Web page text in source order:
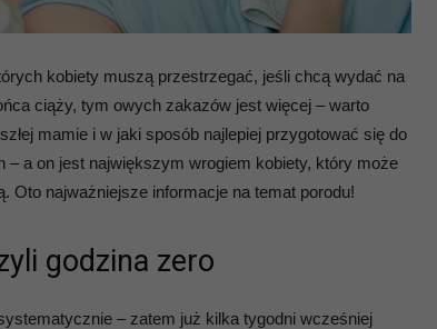
kobiety muszą przestrzegać, jeśli chcą wydać na
ciąży, tym owych zakazów jest więcej – warto
mamie i w jaki sposób najlepiej przygotować się do
– a on jest największym wrogiem kobiety, który może
Oto najważniejsze informacje na temat porodu!
godzina zero
– zatem już kilka tygodni wcześniej